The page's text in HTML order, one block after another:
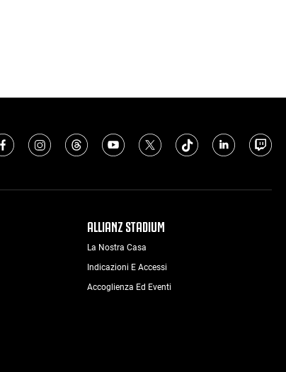
ALLIANZ STADIUM
La Nostra Casa
Indicazioni E Accessi
Accoglienza Ed Eventi